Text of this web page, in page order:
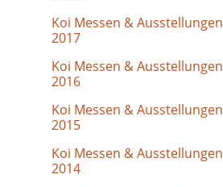
Koi Messen & Ausstellungen
2017
Koi Messen & Ausstellungen
2016
Koi Messen & Ausstellungen
2015
Koi Messen & Ausstellungen
2014